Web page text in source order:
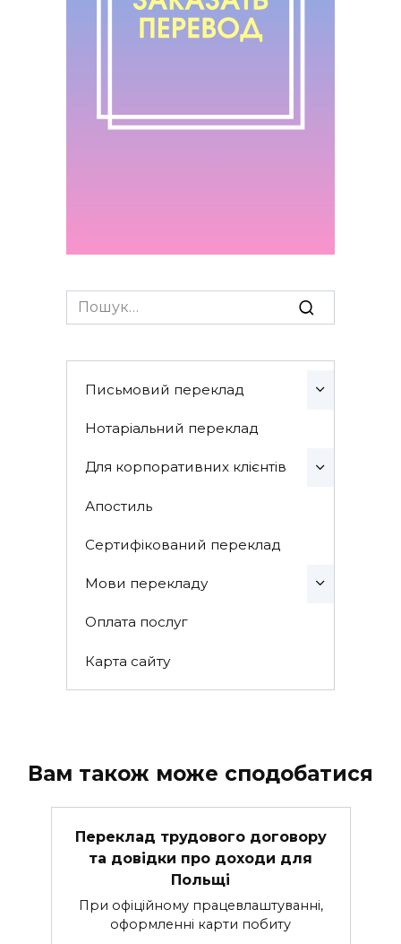
Search
for:
Письмовий переклад
Нотаріальний переклад
Для корпоративних клієнтів
Апостиль
Сертифікований переклад
Мови перекладу
Оплата послуг
Карта сайту
Вам також може сподобатися
Переклад трудового договору
та довідки про доходи для
Польщі
При офіційному працевлаштуванні,
оформленні карти побиту